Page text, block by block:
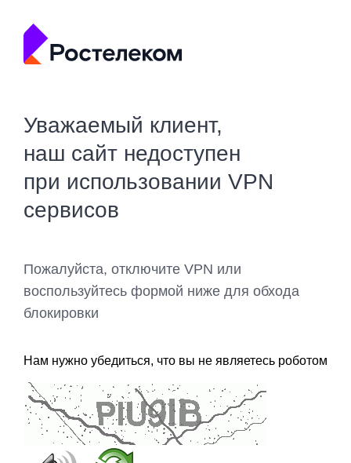
Уважаемый клиент,
наш сайт недоступен
при использовании VPN
сервисов
Пожалуйста, отключите VPN или
воспользуйтесь формой ниже для обхода
блокировки
Нам нужно убедиться, что вы не являетесь роботом